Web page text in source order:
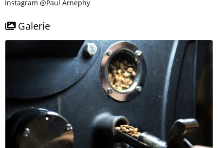
Instagram @Paul Arnephy
Galerie